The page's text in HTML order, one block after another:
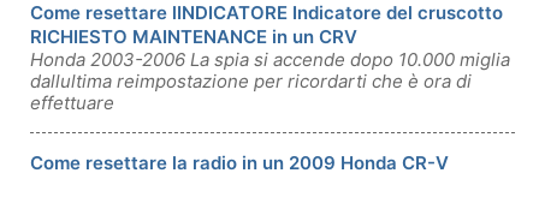
Come resettare lINDICATORE Indicatore del cruscotto
RICHIESTO MAINTENANCE in un CRV
Honda 2003-2006 La spia si accende dopo 10.000 miglia
dallultima reimpostazione per ricordarti che è ora di
effettuare
Come resettare la radio in un 2009 Honda CR-V